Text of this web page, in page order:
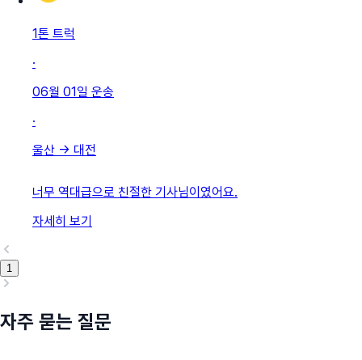
1톤 트럭
·
06월 01일 운송
·
울산 → 대전
너무 역대급으로 친절한 기사님이였어요.
자세히 보기
1
자주 묻는 질문